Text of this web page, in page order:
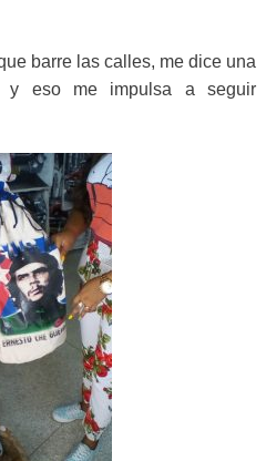
barre las calles, me dice una
y eso me impulsa a seguir